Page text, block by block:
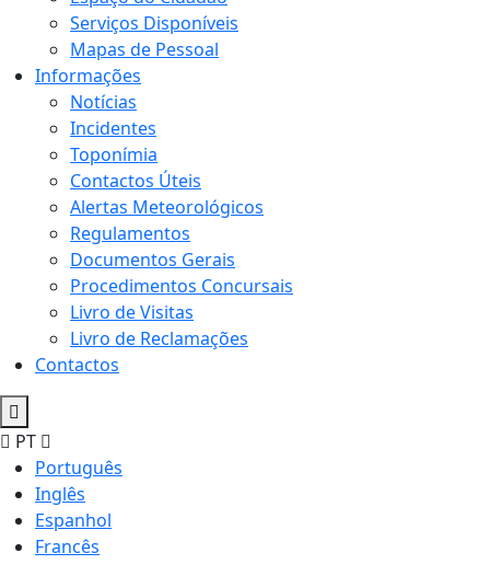
Serviços Disponíveis
Mapas de Pessoal
Informações
Notícias
Incidentes
Toponímia
Contactos Úteis
Alertas Meteorológicos
Regulamentos
Documentos Gerais
Procedimentos Concursais
Livro de Visitas
Livro de Reclamações
Contactos
PT
Português
Inglês
Espanhol
Francês